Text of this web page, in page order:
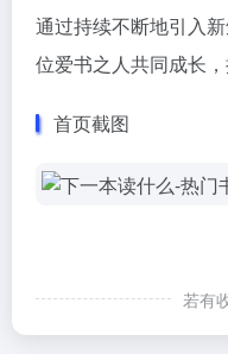
通过持续不断地引入
位爱书之人共同成长
首页截图
若有